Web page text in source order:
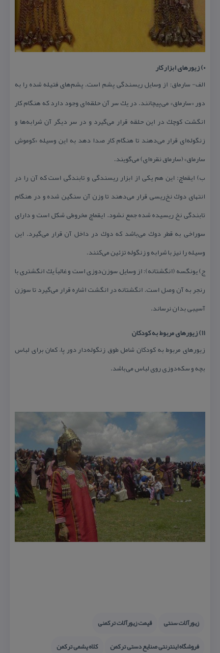
۰) زیورهای ابزار كار
الف- سارماق: از وسایل ریسندگی پشم است. پشم‌های فتیله شده را به
دور «سارماق» می‌پیچانند. در یك سر آن حلقه‌ای وجود دارد كه هنگام كار
انگشت كوچك در این حلقه قرار می‌گیرد و در سر دیگر آن شرابه‌ها و
زنگوله‌ای قرار می‌دهند تا هنگام كار صدا دهد به این وسیله «كوموش
سارماق» (سارماق نقره‌ای) می‌گویند.
ب) ایقماچ: این هم یكی از ابزار ریسندگی و تابندگی است كه آن را در
انتهای دوك نخ‌ریسی قرار می‌دهند تا وزن آن سنگین شده و در هنگام
تابندگی نخ ریسیده شده جمع نشود. ایقماچ مخروطی شكل است و دارای
سوراخی به قطر دوك می‌باشد كه دوك در داخل آن قرار می‌گیرد. این
وسیله را نیز با شرابه و زنگوله تزئین می‌كنند.
ج) یونگسه (انگشتانه): از وسایل سوزن‌دوزی است و غالباً یك انگشتری با
رنجر به آن وصل است. انگشتانه در انگشت اشاره قرار می‌گیرد تا سوزن
آسیبی بدان نرساند.
۱۱) زیورهای مربوط به كودكان
زیورهای مربوط به كودكان شامل طوق زنگوله‌دار دور پا، كمان برای لباس
بچه و سكه‌دوزی روی لباس می‌باشد.
زیورآلات سنتی
قیمت زیورآلات تركمنی
فروشگاه اینترنتی صنایع دستی تركمن
كلاه پشمی تركمن